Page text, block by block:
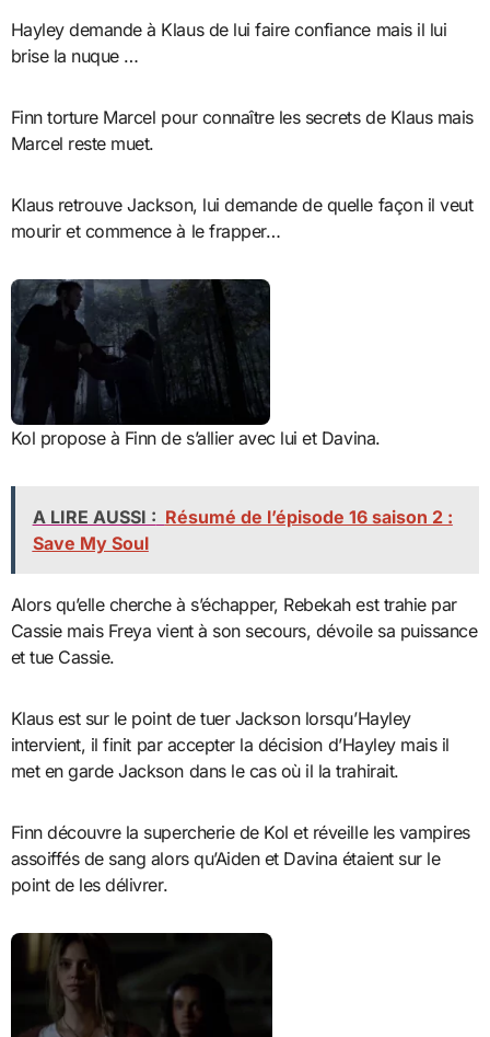
Hayley demande à Klaus de lui faire confiance mais il lui
brise la nuque …
Finn torture Marcel pour connaître les secrets de Klaus mais
Marcel reste muet.
Klaus retrouve Jackson, lui demande de quelle façon il veut
mourir et commence à le frapper…
Kol propose à Finn de s’allier avec lui et Davina.
A LIRE AUSSI : Résumé de l’épisode 16 saison 2 :
Save My Soul
Alors qu’elle cherche à s’échapper, Rebekah est trahie par
Cassie mais Freya vient à son secours, dévoile sa puissance
et tue Cassie.
Klaus est sur le point de tuer Jackson lorsqu’Hayley
intervient, il finit par accepter la décision d’Hayley mais il
met en garde Jackson dans le cas où il la trahirait.
Finn découvre la supercherie de Kol et réveille les vampires
assoiffés de sang alors qu’Aiden et Davina étaient sur le
point de les délivrer.